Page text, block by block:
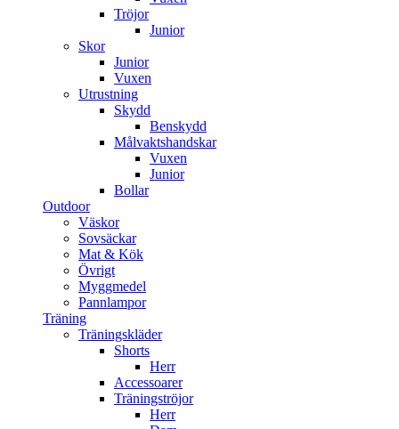
Tröjor
Junior
Skor
Junior
Vuxen
Utrustning
Skydd
Benskydd
Målvaktshandskar
Vuxen
Junior
Bollar
Outdoor
Väskor
Sovsäckar
Mat & Kök
Övrigt
Myggmedel
Pannlampor
Träning
Träningskläder
Shorts
Herr
Accessoarer
Träningströjor
Herr